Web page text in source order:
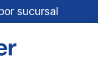
sucursal